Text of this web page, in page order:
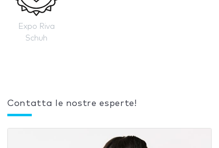
Expo Riva
Schuh
Contatta le nostre esperte!